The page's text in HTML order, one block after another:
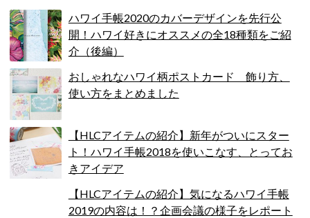
ハワイ手帳2020のカバーデザインを先行公
開！ハワイ好きにオススメの全18種類をご紹
介（後編）
おしゃれなハワイ柄ポストカード 飾り方、
使い方をまとめました
【HLCアイテムの紹介】新年がついにスター
ト！ハワイ手帳2018を使いこなす、とってお
きアイデア
【HLCアイテムの紹介】気になるハワイ手帳
2019の内容は！？企画会議の様子をレポート